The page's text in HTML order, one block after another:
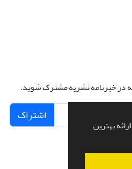
بهترین
در خبرنامه نشریه مشترک شوید.
اشتراک